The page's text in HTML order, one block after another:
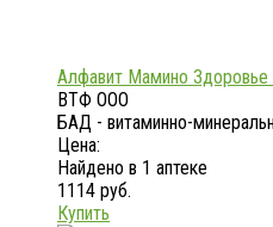
Алфавит Мамино
ВТФ ООО
БАД - витаминно-
Цена:
Найдено в 1 аптеке
1114 руб.
Купить